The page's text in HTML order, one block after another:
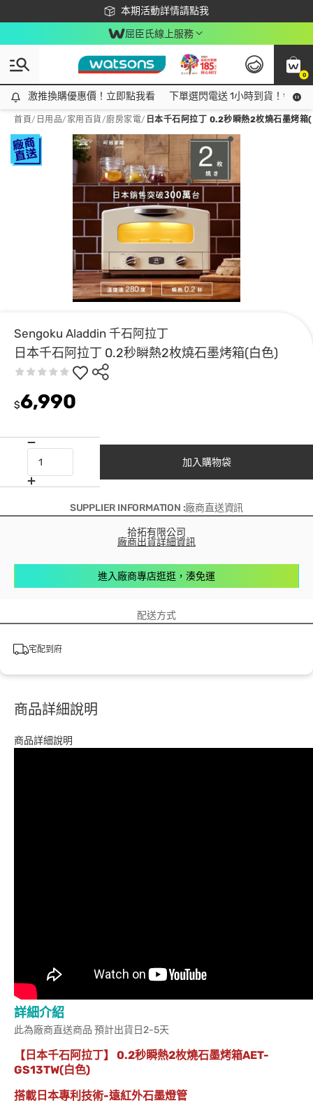
本期活動詳情請點我
下載app最高回饋$350
屈臣氏線上服務
0
激推換購優惠價！立即點我看
激推換購優惠價！立即點我看 下單選閃電送 1小時到貨！領神
首頁/ 日用品/ 家用百貨/廚房家電/ 日本千石阿拉丁 0.2秒瞬熱2枚燒石墨烤箱
Sengoku Aladdin 千石阿拉丁
日本千石阿拉丁 0.2秒瞬熱2枚燒石墨烤箱(白色)
$6,990
加入購物袋
SUPPLIER INFORMATION :廠商直送資訊
拾拓有限公司
廠商出貨詳細資訊
進入廠商專店逛逛，湊免運
配送方式
宅配到府
商品詳細說明
商品詳細說明
詳細介紹
此為廠商直送商品 預計出貨日2-5天
【日本千石阿拉丁】 0.2秒瞬熱2枚燒石墨烤箱AET-
GS13TW(白色)
搭載日本專利技術-遠紅外石墨燈管